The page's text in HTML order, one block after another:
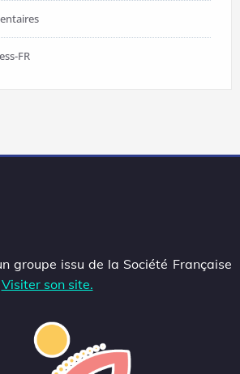
FR
groupe issu de la Société Française
Visiter son site.